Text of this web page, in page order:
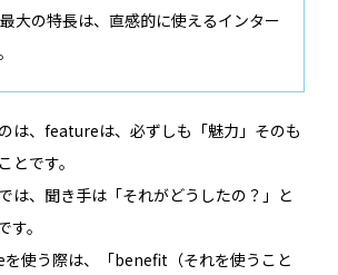
大の特長は、直感的に使えるインター
は、featureは、必ずしも「魅力」そのも
とです。
は、聞き手は「それがどうしたの？」と
。
使う際は、「benefit（それを使うこと